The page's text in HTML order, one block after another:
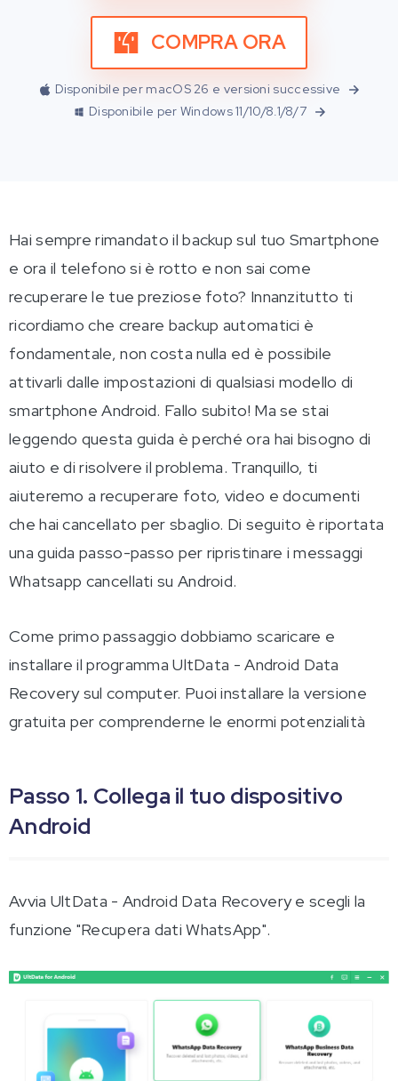
COMPRA ORA
Disponibile per macOS 26 e versioni successive
Disponibile per Windows 11/10/8.1/8/7
Hai sempre rimandato il backup sul tuo Smartphone
e ora il telefono si è rotto e non sai come
recuperare le tue preziose foto? Innanzitutto ti
ricordiamo che creare backup automatici è
fondamentale, non costa nulla ed è possibile
attivarli dalle impostazioni di qualsiasi modello di
smartphone Android. Fallo subito! Ma se stai
leggendo questa guida è perché ora hai bisogno di
aiuto e di risolvere il problema. Tranquillo, ti
aiuteremo a recuperare foto, video e documenti
che hai cancellato per sbaglio. Di seguito è riportata
una guida passo-passo per ripristinare i messaggi
Whatsapp cancellati su Android.
Come primo passaggio dobbiamo scaricare e
installare il programma UltData - Android Data
Recovery sul computer. Puoi installare la versione
gratuita per comprenderne le enormi potenzialità
Passo 1. Collega il tuo dispositivo
Android
Avvia UltData - Android Data Recovery e scegli la
funzione "Recupera dati WhatsApp".